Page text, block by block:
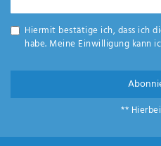
ich die
Daten­
gelesen
Hiermit bestätige ich, dass ich
habe. Meine Einwilligung kann
**